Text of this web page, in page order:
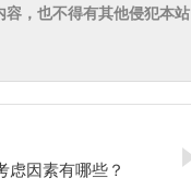
，也不得有其他侵犯本站
虑因素有哪些？